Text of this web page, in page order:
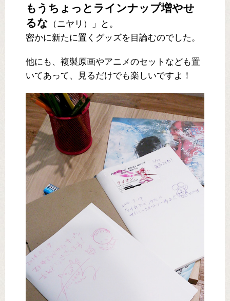
もうちょっとラインナップ増やせ
るな （ニヤリ）」と。
密かに新たに置くグッズを目論むのでした。
他にも、複製原画やアニメのセットなども置
いてあって、見るだけでも楽しいですよ！